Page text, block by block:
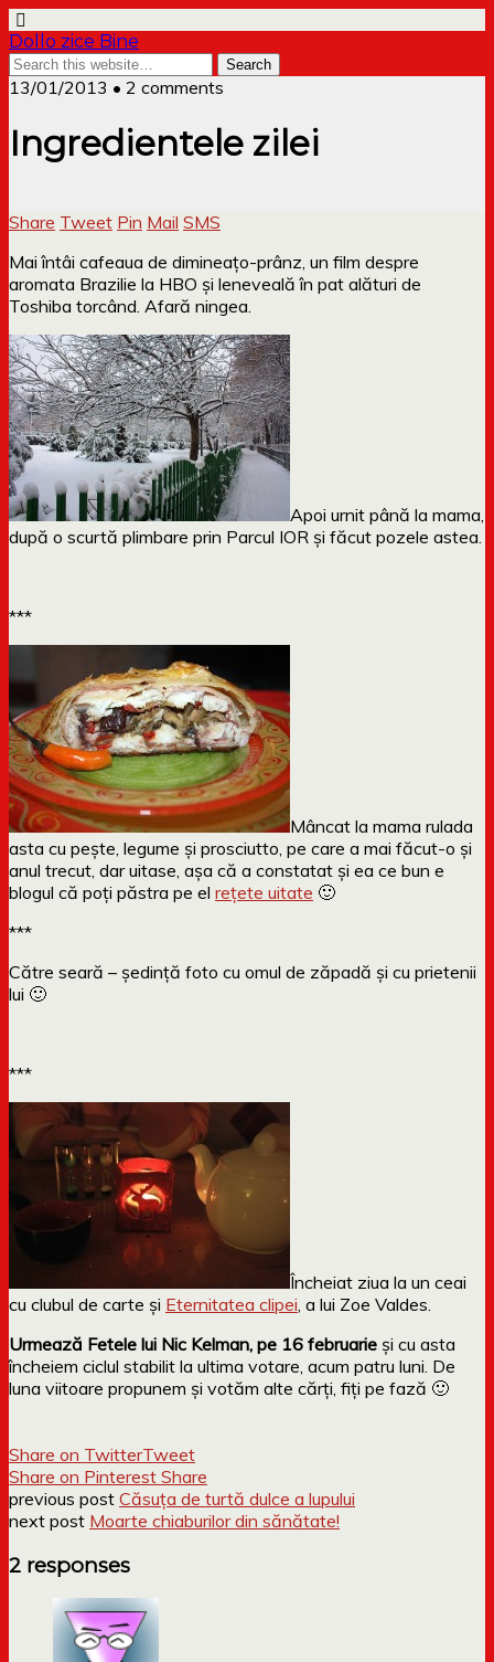
Dollo zice Bine
13/01/2013 • 2 comments
Ingredientele zilei
Share Tweet Pin Mail SMS
Mai întâi cafeaua de dimineațo-prânz, un film despre
aromata Brazilie la HBO și leneveală în pat alături de
Toshiba torcând. Afară ningea.
Apoi urnit până la mama,
după o scurtă plimbare prin Parcul IOR și făcut pozele astea.
***
Mâncat la mama rulada
asta cu pește, legume și prosciutto, pe care a mai făcut-o și
anul trecut, dar uitase, așa că a constatat și ea ce bun e
blogul că poți păstra pe el rețete uitate 🙂
***
Către seară – ședință foto cu omul de zăpadă și cu prietenii
lui 🙂
***
Încheiat ziua la un ceai
cu clubul de carte și Eternitatea clipei , a lui Zoe Valdes.
Urmează Fetele lui Nic Kelman, pe 16 februarie și cu asta
încheiem ciclul stabilit la ultima votare, acum patru luni. De
luna viitoare propunem și votăm alte cărți, fiți pe fază 🙂
Share on TwitterTweet
Share on Pinterest Share
previous post Căsuța de turtă dulce a lupului
next post Moarte chiaburilor din sănătate!
2 responses